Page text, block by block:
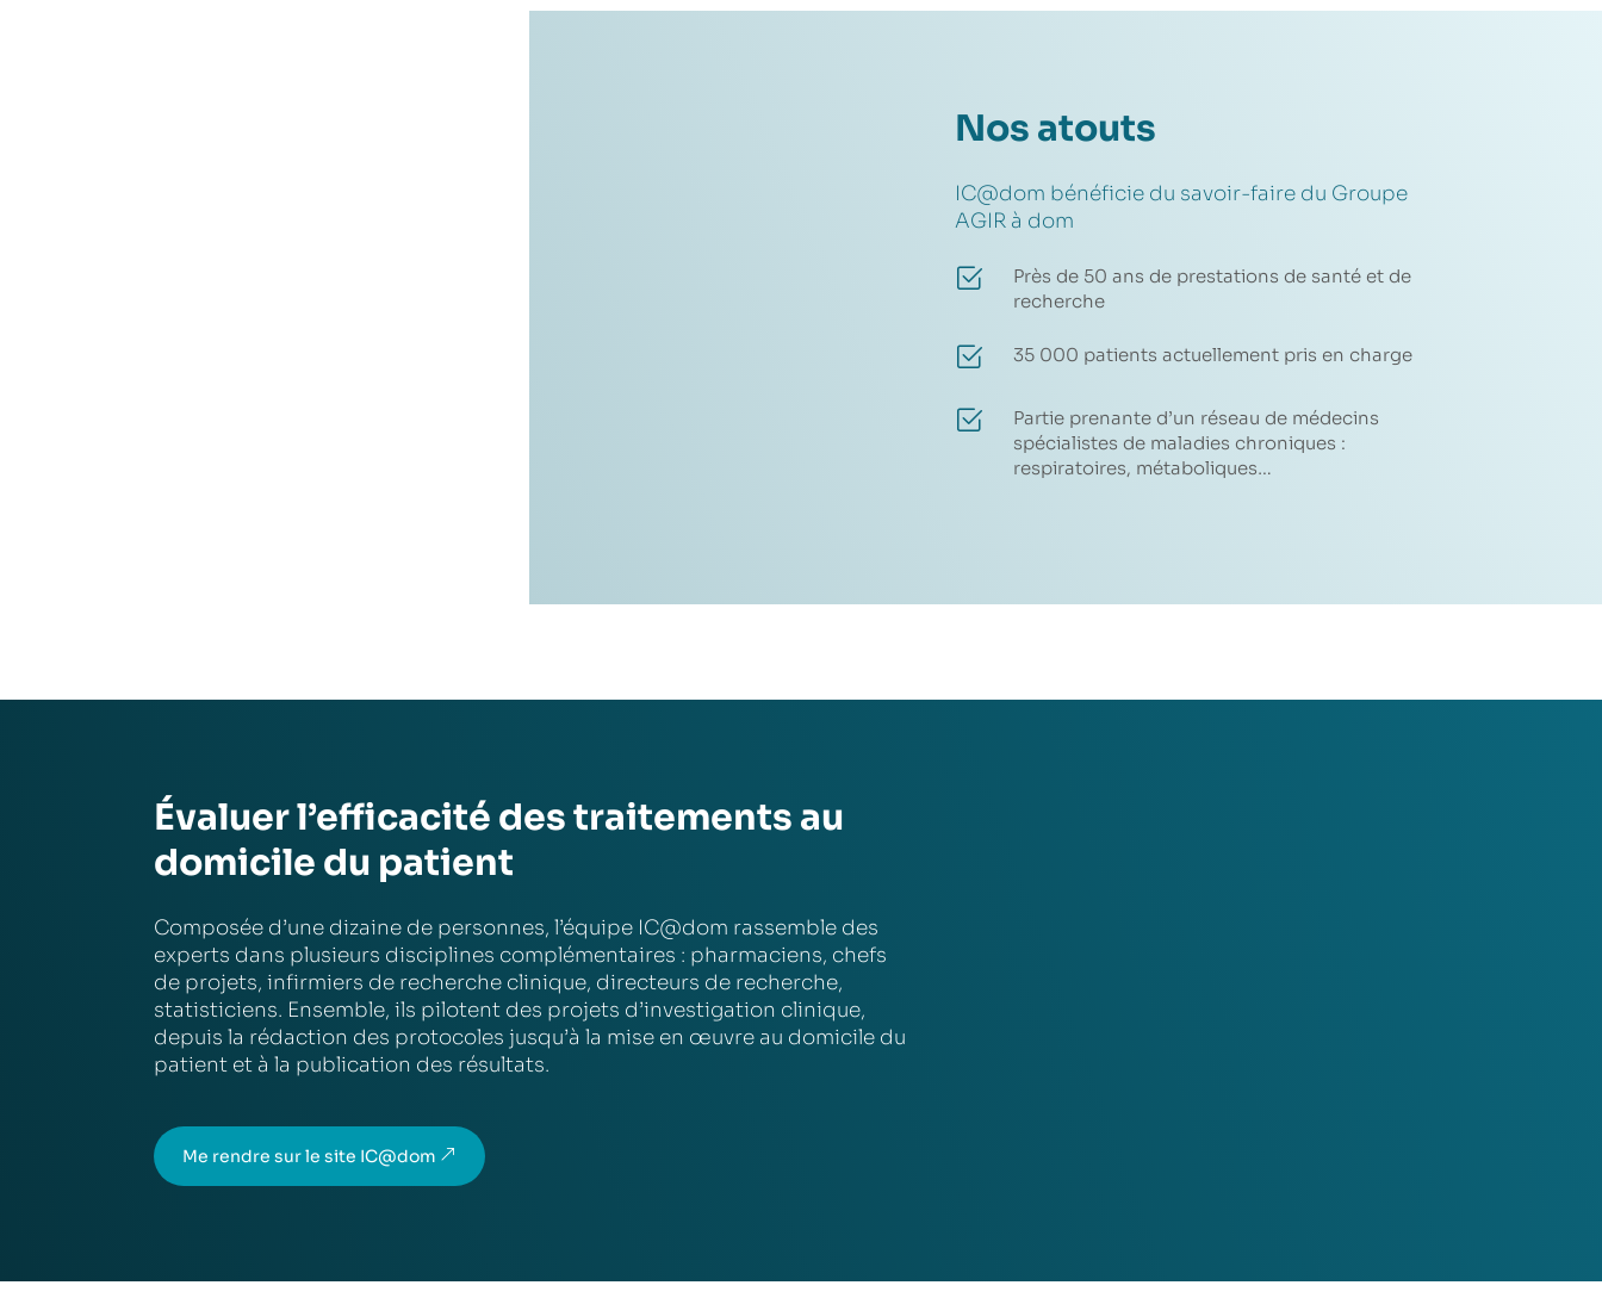
Nos atouts
IC@dom bénéficie du savoir-faire du Groupe
AGIR à dom
Près de 50 ans de prestations de santé et de
recherche
35 000 patients actuellement pris en charge
Partie prenante d’un réseau de médecins
spécialistes de maladies chroniques :
respiratoires, métaboliques…
Évaluer l’efficacité des traitements au
domicile du patient
Composée d’une dizaine de personnes, l’équipe IC@dom rassemble des
experts dans plusieurs disciplines complémentaires : pharmaciens, chefs
de projets, infirmiers de recherche clinique, directeurs de recherche,
statisticiens. Ensemble, ils pilotent des projets d’investigation clinique,
depuis la rédaction des protocoles jusqu’à la mise en œuvre au domicile du
patient et à la publication des résultats.
Me rendre sur le site IC@dom